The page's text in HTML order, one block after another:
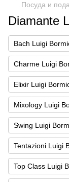
Посуда и
Diamante
Bach Luigi
Charme Luigi
Elixir Luigi
Mixology Luigi
Swing Luigi
Tentazioni Luigi
Top Class Luigi